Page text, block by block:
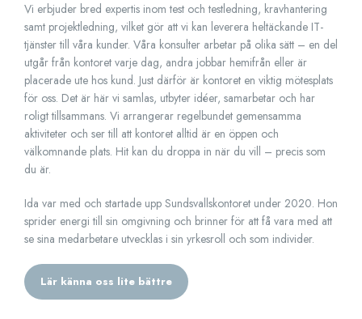
Vi erbjuder bred expertis inom test och testledning, kravhantering
samt projektledning, vilket gör att vi kan leverera heltäckande IT-
tjänster till våra kunder. Våra konsulter arbetar på olika sätt – en del
utgår från kontoret varje dag, andra jobbar hemifrån eller är
placerade ute hos kund. Just därför är kontoret en viktig mötesplats
för oss. Det är här vi samlas, utbyter idéer, samarbetar och har
roligt tillsammans. Vi arrangerar regelbundet gemensamma
aktiviteter och ser till att kontoret alltid är en öppen och
välkomnande plats. Hit kan du droppa in när du vill – precis som
du är.
Ida var med och startade upp Sundsvallskontoret under 2020. Hon
sprider energi till sin omgivning och brinner för att få vara med att
se sina medarbetare utvecklas i sin yrkesroll och som individer.
Lär känna oss lite bättre